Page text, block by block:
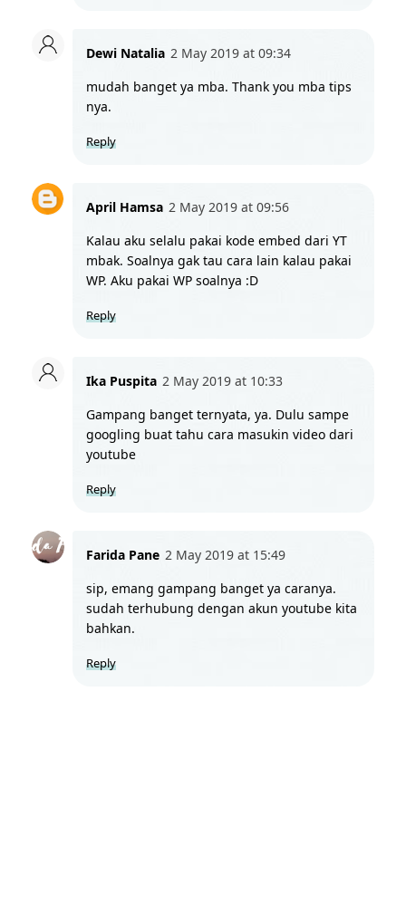
Dewi Natalia 2 May 2019 at 09:34
mudah banget ya mba. Thank you mba tips
nya.
Reply
April Hamsa 2 May 2019 at 09:56
Kalau aku selalu pakai kode embed dari YT
mbak. Soalnya gak tau cara lain kalau pakai
WP. Aku pakai WP soalnya :D
Reply
Ika Puspita 2 May 2019 at 10:33
Gampang banget ternyata, ya. Dulu sampe
googling buat tahu cara masukin video dari
youtube
Reply
Farida Pane 2 May 2019 at 15:49
sip, emang gampang banget ya caranya.
sudah terhubung dengan akun youtube kita
bahkan.
Reply